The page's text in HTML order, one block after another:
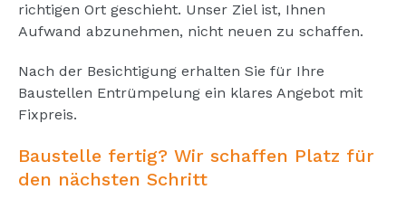
richtigen Ort geschieht. Unser Ziel ist, Ihnen
Aufwand abzunehmen, nicht neuen zu schaffen.
Nach der Besichtigung erhalten Sie für Ihre
Baustellen Entrümpelung ein klares Angebot mit
Fixpreis.
Baustelle fertig? Wir schaffen Platz für
den nächsten Schritt